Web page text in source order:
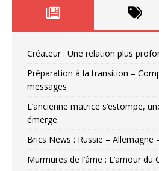
Créateur : Une relation plus
Préparation à la transition –
messages
L’ancienne matrice s’estompe,
émerge
Brics News : Russie – Allemagne
Murmures de l’âme : L’amour du